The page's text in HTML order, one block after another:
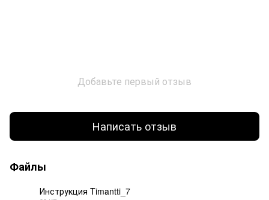
Добавьте первый отзыв
Написать отзыв
Файлы
Инструкция Timantti_7